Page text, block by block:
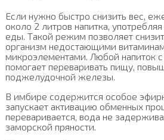
Если нужно быстро снизить вес,
около 2 литров напитка,
еды. Такой режим позволяет
организм недостающими
микроэлементами. Любой напиток с
помогает переваривать пищу,
поджелудочной железы.
В имбире содержится особое
запускает активацию обменных
переваривается, вода не
заморской пряности.